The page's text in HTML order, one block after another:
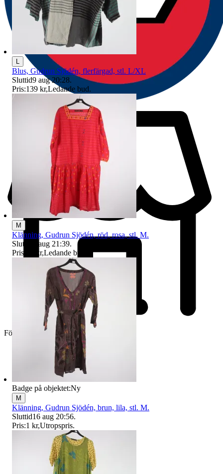
Företag
Blus, Gudrun Sjödén, flerfärgad, stl. L/XL
Sluttid9 aug 20:28.
Pris:139 kr,Ledande bud.
M
Klänning, Gudrun Sjödén, röd, rosa, stl. M.
Sluttid
9 aug 21:39.
Pris:
58 kr,Ledande bud
Badge på objektet:Ny
M
Klänning, Gudrun Sjödén, brun, lila, stl. M.
Sluttid16 aug 20:56.
Pris:1 kr,Utropspris.